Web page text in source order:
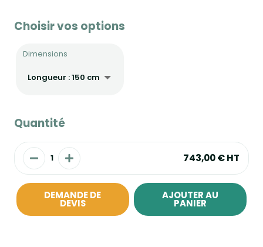
Choisir vos options
Dimensions
Quantité
743,00 €HT
DEMANDE DE
DEVIS
AJOUTER AU
PANIER